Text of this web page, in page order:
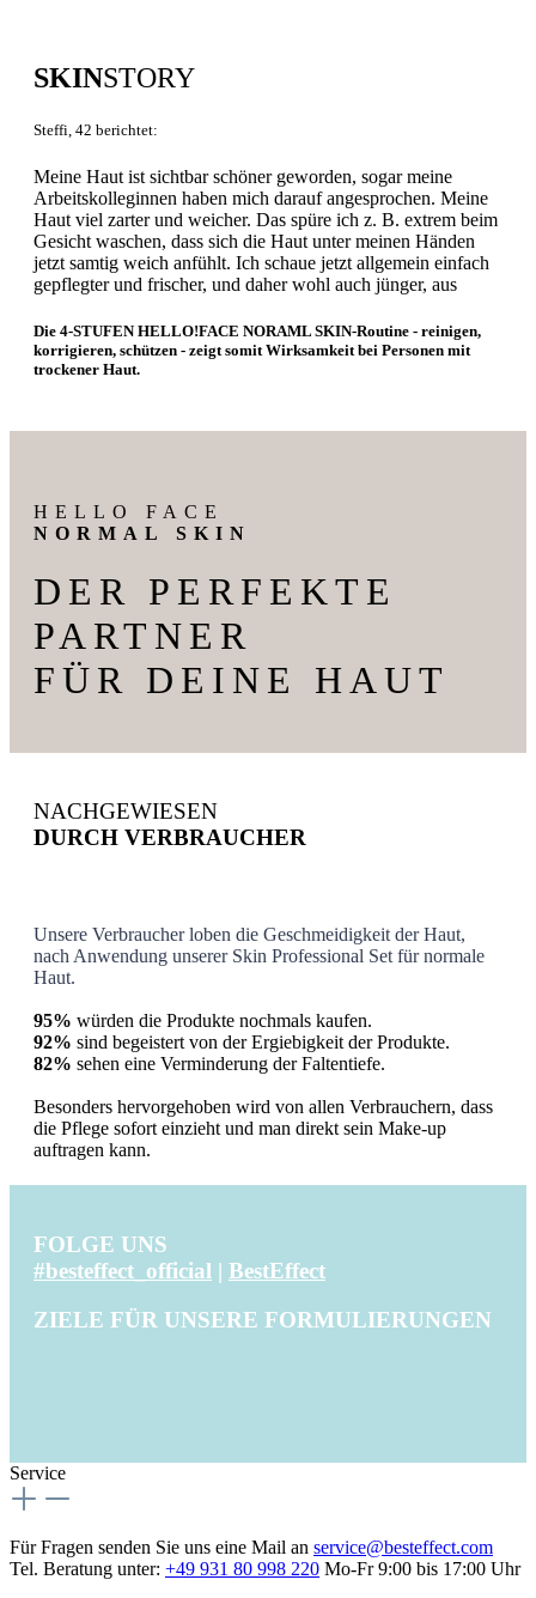
SKINSTORY
Steffi, 42 berichtet:
Meine Haut ist sichtbar schöner geworden, sogar meine
Arbeitskolleginnen haben mich darauf angesprochen. Meine
Haut viel zarter und weicher. Das spüre ich z. B. extrem beim
Gesicht waschen, dass sich die Haut unter meinen Händen
jetzt samtig weich anfühlt. Ich schaue jetzt allgemein einfach
gepflegter und frischer, und daher wohl auch jünger, aus
Die 4-STUFEN HELLO!FACE NORAML SKIN-Routine - reinigen,
korrigieren, schützen - zeigt somit Wirksamkeit bei Personen mit
trockener Haut.
HELLO FACE
NORMAL SKIN
DER PERFEKTE
PARTNER
FÜR DEINE HAUT
NACHGEWIESEN
DURCH VERBRAUCHER
Unsere Verbraucher loben die Geschmeidigkeit der Haut,
nach Anwendung unserer Skin Professional Set für normale
Haut.
95% würden die Produkte nochmals kaufen.
92% sind begeistert von der Ergiebigkeit der Produkte.
82% sehen eine Verminderung der Faltentiefe.
Besonders hervorgehoben wird von allen Verbrauchern, dass
die Pflege sofort einzieht und man direkt sein Make-up
auftragen kann.
FOLGE UNS
#besteffect_official | BestEffect
ZIELE FÜR UNSERE FORMULIERUNGEN
Service
Für Fragen senden Sie uns eine Mail an service@besteffect.com
Tel. Beratung unter: +49 931 80 998 220 Mo-Fr 9:00 bis 17:00 Uhr